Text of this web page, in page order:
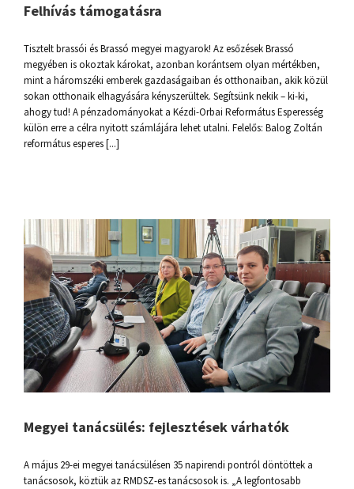
Felhívás támogatásra
Tisztelt brassói és Brassó megyei magyarok! Az esőzések Brassó
megyében is okoztak károkat, azonban korántsem olyan mértékben,
mint a háromszéki emberek gazdaságaiban és otthonaiban, akik közül
sokan otthonaik elhagyására kényszerültek. Segítsünk nekik – ki-ki,
ahogy tud! A pénzadományokat a Kézdi-Orbai Református Esperesség
külön erre a célra nyitott számlájára lehet utalni. Felelős: Balog Zoltán
református esperes [...]
Megyei tanácsülés: fejlesztések várhatók
A május 29-ei megyei tanácsülésen 35 napirendi pontról döntöttek a
tanácsosok, köztük az RMDSZ-es tanácsosok is. „A legfontosabb